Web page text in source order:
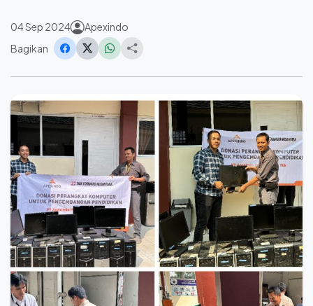
04 Sep 2024
Apexindo
Bagikan